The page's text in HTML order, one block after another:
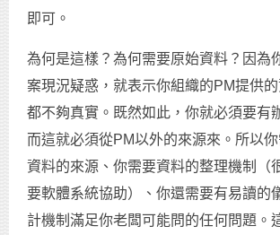
即可。
為何是這樣？為何需要原始資料？因為
案現況疑惑，就表示你組織的PM提供
都不夠真實。既然如此，你就必須要有
而這就必須從PM以外的來源來。所以
資料的來源、你需要資料的整理機制（
要軟體系統協助）、你還需要有易讀的
計機制滿足你老闆可能問的任何問題。